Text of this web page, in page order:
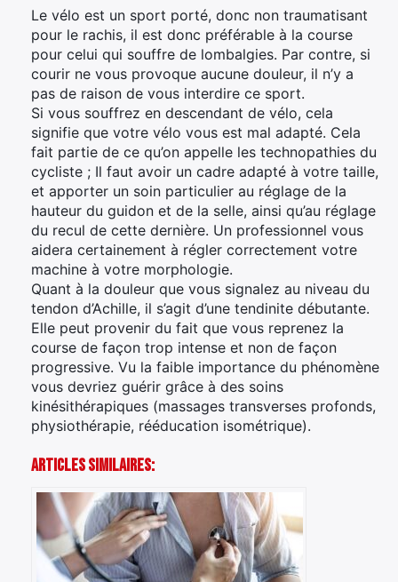
Le vélo est un sport porté, donc non traumatisant
pour le rachis, il est donc préférable à la course
pour celui qui souffre de lombalgies. Par contre, si
courir ne vous provoque aucune douleur, il n’y a
pas de raison de vous interdire ce sport.
Si vous souffrez en descendant de vélo, cela
signifie que votre vélo vous est mal adapté. Cela
fait partie de ce qu’on appelle les technopathies du
cycliste ; Il faut avoir un cadre adapté à votre taille,
et apporter un soin particulier au réglage de la
hauteur du guidon et de la selle, ainsi qu’au réglage
du recul de cette dernière. Un professionnel vous
aidera certainement à régler correctement votre
machine à votre morphologie.
Quant à la douleur que vous signalez au niveau du
tendon d’Achille, il s’agit d’une tendinite débutante.
Elle peut provenir du fait que vous reprenez la
course de façon trop intense et non de façon
progressive. Vu la faible importance du phénomène
vous devriez guérir grâce à des soins
kinésithérapiques (massages transverses profonds,
physiothérapie, rééducation isométrique).
Articles Similaires: